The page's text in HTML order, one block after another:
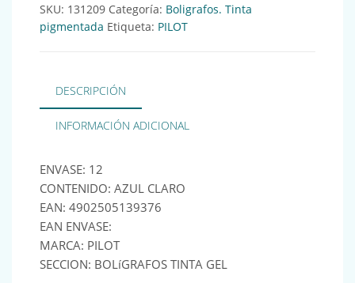
SKU: 131209 Categoría: Boligrafos. Tinta
pigmentada Etiqueta: PILOT
DESCRIPCIÓN
INFORMACIÓN ADICIONAL
ENVASE: 12
CONTENIDO: AZUL CLARO
EAN: 4902505139376
EAN ENVASE:
MARCA: PILOT
SECCION: BOLíGRAFOS TINTA GEL